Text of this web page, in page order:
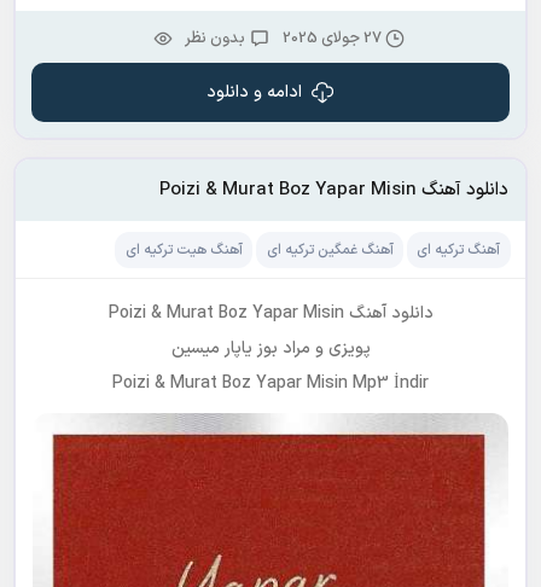
27 جولای 2025 بدون نظر
ادامه و دانلود
دانلود آهنگ Poizi & Murat Boz Yapar Misin
آهنگ ترکیه ای آهنگ غمگین ترکیه ای آهنگ هیت ترکیه ای
دانلود آهنگ Poizi & Murat Boz Yapar Misin
پویزی و مراد بوز یاپار میسین
Poizi & Murat Boz Yapar Misin Mp3 İndir